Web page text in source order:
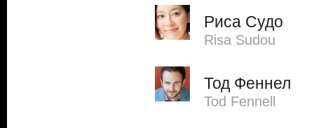
Риса Судо
Risa Sudou
Тод Феннел
Tod Fennell